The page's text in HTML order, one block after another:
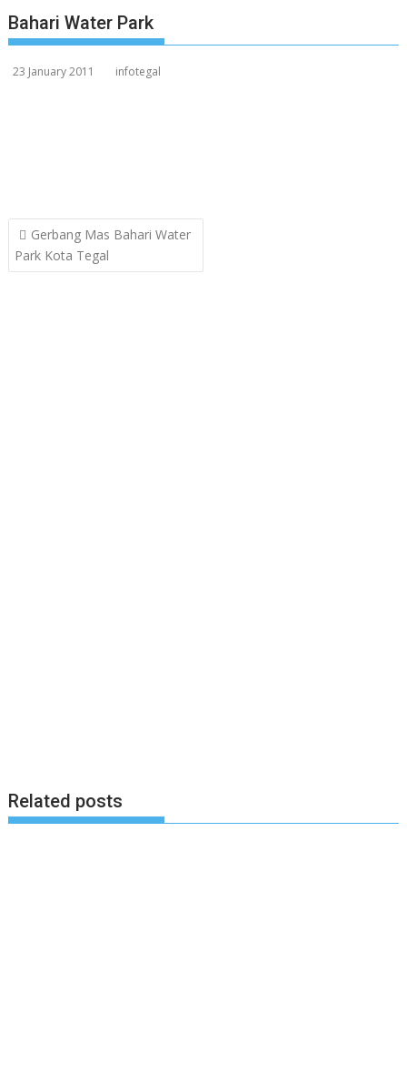
Bahari Water Park
23 January 2011 infotegal
Post
navigation
Gerbang Mas Bahari Water
Park Kota Tegal
Related posts